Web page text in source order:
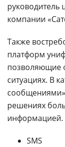
руководитель
компании
Также
платформ
позволяющие
ситуациях. В
сообщениями»
решениях
информацией.
SMS